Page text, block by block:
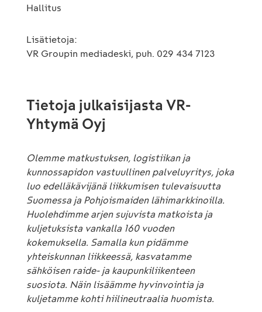
Hallitus
Lisätietoja:
VR Groupin mediadeski, puh. 029 434 7123
Tietoja julkaisijasta VR-
Yhtymä Oyj
Olemme matkustuksen, logistiikan ja
kunnossapidon vastuullinen palveluyritys, joka
luo edelläkävijänä liikkumisen tulevaisuutta
Suomessa ja Pohjoismaiden lähimarkkinoilla.
Huolehdimme arjen sujuvista matkoista ja
kuljetuksista vankalla 160 vuoden
kokemuksella. Samalla kun pidämme
yhteiskunnan liikkeessä, kasvatamme
sähköisen raide- ja kaupunkiliikenteen
suosiota. Näin lisäämme hyvinvointia ja
kuljetamme kohti hiilineutraalia huomista.